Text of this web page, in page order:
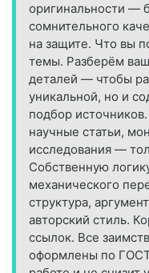
оригинальности —
сомнительного
на защите. Что вы
темы. Разберём
деталей — чтобы
уникальной, но и
подбор
научные статьи,
исследования —
Собственную
механического
структура,
авторский стиль.
ссылок. Все
оформлены по